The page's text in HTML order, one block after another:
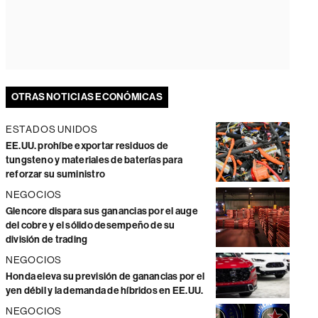
OTRAS NOTICIAS ECONÓMICAS
ESTADOS UNIDOS
EE.UU. prohíbe exportar residuos de
tungsteno y materiales de baterías para
reforzar su suministro
NEGOCIOS
Glencore dispara sus ganancias por el auge
del cobre y el sólido desempeño de su
división de trading
NEGOCIOS
Honda eleva su previsión de ganancias por el
yen débil y la demanda de híbridos en EE.UU.
NEGOCIOS